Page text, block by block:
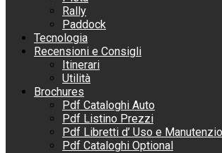
Rally
Paddock
Tecnologia
Recensioni e Consigli
Itinerari
Utilità
Brochures
Pdf Cataloghi Auto
Pdf Listino Prezzi
Pdf Libretti d’ Uso e
Pdf Cataloghi Optional